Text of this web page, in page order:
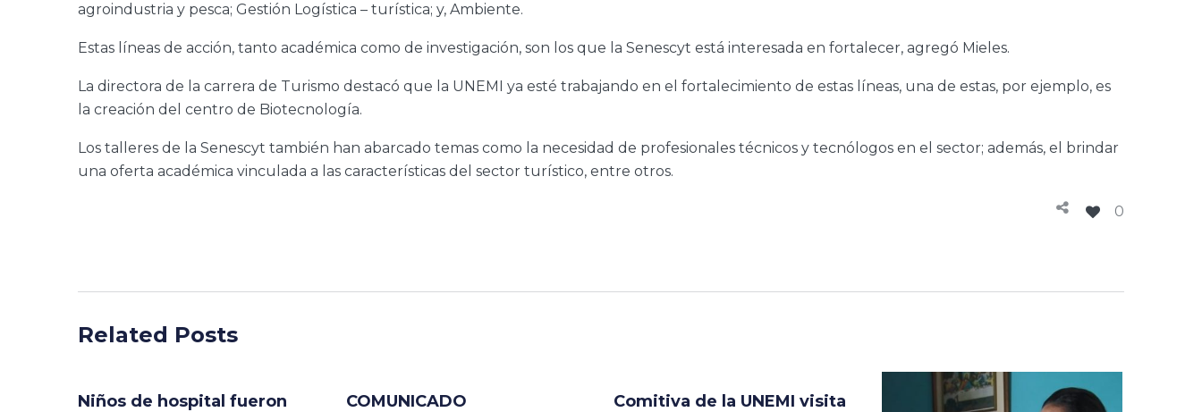
agroindustria y pesca; Gestión Logística – turística; y, Ambiente.
Estas líneas de acción, tanto académica como de investigación, son los que la Senescyt está interesada en fortalecer, agregó Mieles.
La directora de la carrera de Turismo destacó que la UNEMI ya esté trabajando en el fortalecimiento de estas líneas, una de estas, por ejemplo, es
la creación del centro de Biotecnología.
Los talleres de la Senescyt también han abarcado temas como la necesidad de profesionales técnicos y tecnólogos en el sector; además, el brindar
una oferta académica vinculada a las características del sector turístico, entre otros.
0
Related Posts
Niños de hospital fueron
COMUNICADO
Comitiva de la UNEMI visita